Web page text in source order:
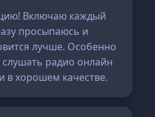
Включаю каждый
просыпаюсь и
лучше. Особенно
радио онлайн
в хорошем качестве.